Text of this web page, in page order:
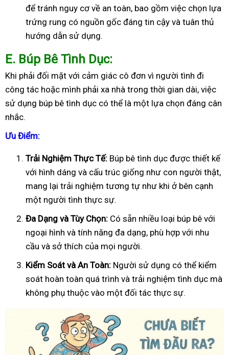
để tránh nguy cơ về an toàn, bao gồm việc chọn lựa
trứng rung có nguồn gốc đáng tin cậy và tuân thủ
hướng dẫn sử dụng.
E. Búp Bê Tình Dục:
Khi phải đối mặt với cảm giác cô đơn vì người tình đi
công tác hoặc mình phải xa nhà trong thời gian dài, việc
sử dụng búp bê tình dục có thể là một lựa chọn đáng cân
nhắc.
Ưu Điểm:
Trải Nghiệm Thực Tế: Búp bê tình dục được thiết kế
với hình dáng và cấu trúc giống như con người thật,
mang lại trải nghiệm tương tự như khi ở bên cạnh
một người tình thực sự.
Đa Dạng và Tùy Chọn: Có sẵn nhiều loại búp bê với
ngoại hình và tính năng đa dạng, phù hợp với nhu
cầu và sở thích của mọi người.
Kiểm Soát và An Toàn: Người sử dụng có thể kiểm
soát hoàn toàn quá trình và trải nghiệm tình dục mà
không phụ thuộc vào một đối tác thực sự.